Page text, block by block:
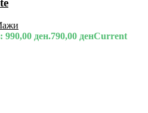
990,00 ден.790,00 денCurrent